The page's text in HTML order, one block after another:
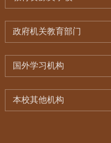
政府机关教育部门
国外学习机构
本校其他机构